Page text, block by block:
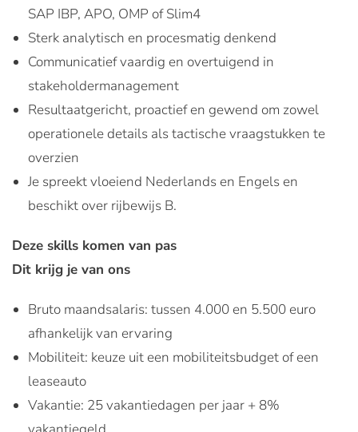
SAP IBP, APO, OMP of Slim4
Sterk analytisch en procesmatig denkend
Communicatief vaardig en overtuigend in
stakeholdermanagement
Resultaatgericht, proactief en gewend om zowel
operationele details als tactische vraagstukken te
overzien
Je spreekt vloeiend Nederlands en Engels en
beschikt over rijbewijs B.
Deze skills komen van pas
Dit krijg je van ons
Bruto maandsalaris: tussen 4.000 en 5.500 euro
afhankelijk van ervaring
Mobiliteit: keuze uit een mobiliteitsbudget of een
leaseauto
Vakantie: 25 vakantiedagen per jaar + 8%